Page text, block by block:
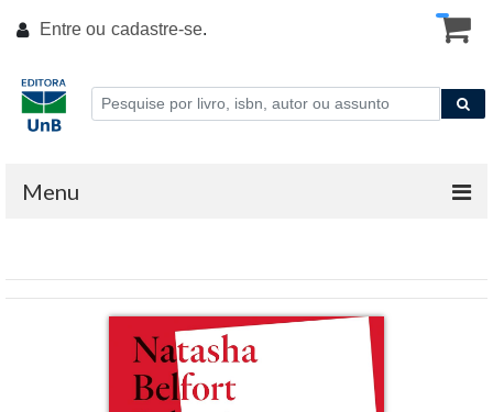
Entre ou cadastre-se.
Menu